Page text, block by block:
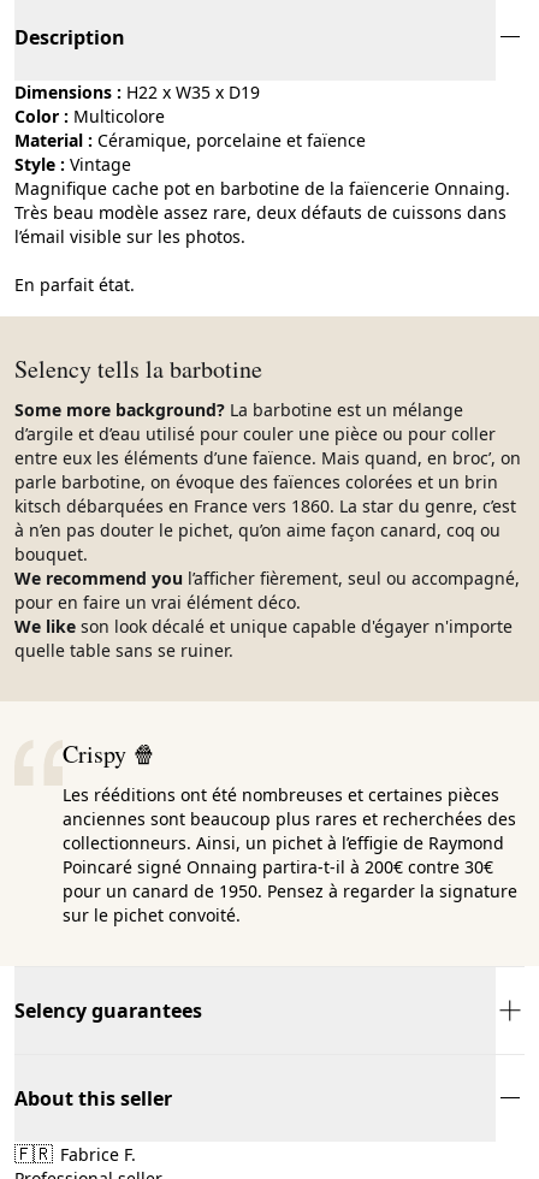
Description
Dimensions : H22 x W35 x D19
Color :
multicolore
Material :
céramique, porcelaine et faïence
Style :
vintage
Magnifique cache pot en barbotine de la faïencerie Onnaing.
Très beau modèle assez rare, deux défauts de cuissons dans
l’émail visible sur les photos.
En parfait état.
Selency tells la barbotine
Some more background? La barbotine est un mélange
d’argile et d’eau utilisé pour couler une pièce ou pour coller
entre eux les éléments d’une faïence. Mais quand, en broc’, on
parle barbotine, on évoque des faïences colorées et un brin
kitsch débarquées en France vers 1860. La star du genre, c’est
à n’en pas douter le pichet, qu’on aime façon canard, coq ou
bouquet.
We recommend you l’afficher fièrement, seul ou accompagné,
pour en faire un vrai élément déco.
We like son look décalé et unique capable d'égayer n'importe
quelle table sans se ruiner.
Crispy 🍿
Les rééditions ont été nombreuses et certaines pièces
anciennes sont beaucoup plus rares et recherchées des
collectionneurs. Ainsi, un pichet à l’effigie de Raymond
Poincaré signé Onnaing partira-t-il à 200€ contre 30€
pour un canard de 1950. Pensez à regarder la signature
sur le pichet convoité.
Selency guarantees
About this seller
🇫🇷 Fabrice F.